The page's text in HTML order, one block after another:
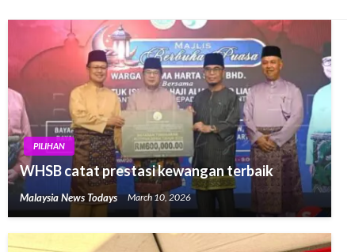
PILIHAN
WHSB catat prestasi kewangan terbaik
Malaysia News Todays March 10, 2026